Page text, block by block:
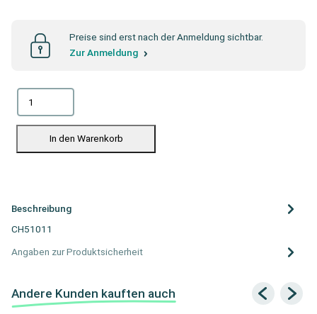
Preise sind erst nach der Anmeldung sichtbar.
Zur Anmeldung
In den Warenkorb
Beschreibung
CH51011
Angaben zur Produktsicherheit
Andere Kunden kauften auch